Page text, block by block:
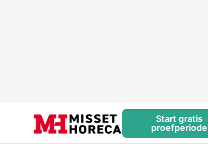
Start gratis
proefperiode